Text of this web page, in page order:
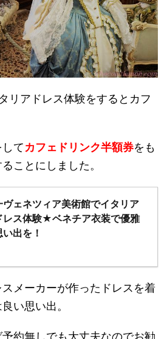
リアドレス体験をするとカフ
してカフェドリンク半額券をも
ことにしました。
ヴェネツィア美術館でイタリア
レス体験★ベネチア衣装で優雅
出を！
メーカーが作ったドレスを着
い思い出。
約無しでも大丈夫なのでお勧